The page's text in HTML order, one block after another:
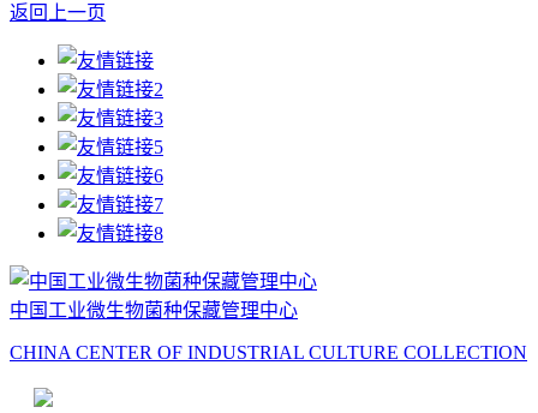
返回上一页
中国工业微生物菌种保藏管理中心
CHINA CENTER OF INDUSTRIAL CULTURE COLLECTION